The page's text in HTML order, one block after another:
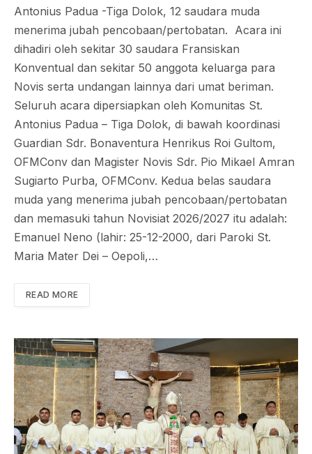
Antonius Padua -Tiga Dolok, 12 saudara muda
menerima jubah pencobaan/pertobatan. Acara ini
dihadiri oleh sekitar 30 saudara Fransiskan
Konventual dan sekitar 50 anggota keluarga para
Novis serta undangan lainnya dari umat beriman.
Seluruh acara dipersiapkan oleh Komunitas St.
Antonius Padua – Tiga Dolok, di bawah koordinasi
Guardian Sdr. Bonaventura Henrikus Roi Gultom,
OFMConv dan Magister Novis Sdr. Pio Mikael Amran
Sugiarto Purba, OFMConv. Kedua belas saudara
muda yang menerima jubah pencobaan/pertobatan
dan memasuki tahun Novisiat 2026/2027 itu adalah:
Emanuel Neno (lahir: 25-12-2000, dari Paroki St.
Maria Mater Dei – Oepoli,…
READ MORE